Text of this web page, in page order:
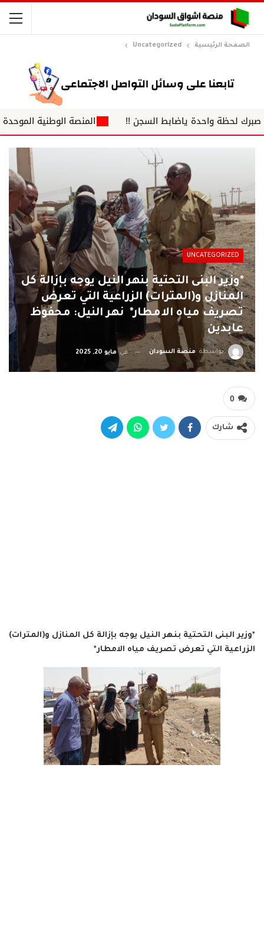
الصفحة الرئيسية Uncategorized
واحدة ياضابط السجن !! المنصة الوطنية الموحدة لضباط
UNCATEGORIZED
*وزير البنى التحتية بنهر النيل يوجه بإزالة كل
المنازل و(المترات) الزراعية التي تعرض
تصريف مياه الامطار* نهر النيل: محفوظ
عابدين
بواسطة منصة السودان فيمايو 20, 2025
0
شارك
*وزير البنى التحتية بنهر النيل يوجه بإزالة كل المنازل و(المترات)
الزراعية التي تعرض تصريف مياه الامطار*